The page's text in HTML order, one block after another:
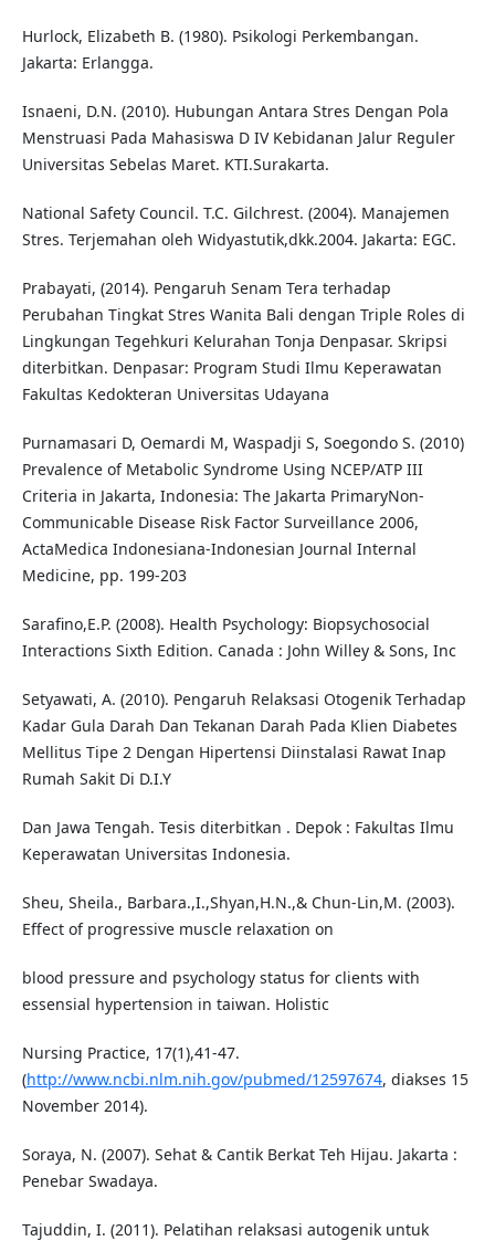
Hurlock, Elizabeth B. (1980). Psikologi Perkembangan.
Jakarta: Erlangga.
Isnaeni, D.N. (2010). Hubungan Antara Stres Dengan Pola
Menstruasi Pada Mahasiswa D IV Kebidanan Jalur Reguler
Universitas Sebelas Maret. KTI.Surakarta.
National Safety Council. T.C. Gilchrest. (2004). Manajemen
Stres. Terjemahan oleh Widyastutik,dkk.2004. Jakarta: EGC.
Prabayati, (2014). Pengaruh Senam Tera terhadap
Perubahan Tingkat Stres Wanita Bali dengan Triple Roles di
Lingkungan Tegehkuri Kelurahan Tonja Denpasar. Skripsi
diterbitkan. Denpasar: Program Studi Ilmu Keperawatan
Fakultas Kedokteran Universitas Udayana
Purnamasari D, Oemardi M, Waspadji S, Soegondo S. (2010)
Prevalence of Metabolic Syndrome Using NCEP/ATP III
Criteria in Jakarta, Indonesia: The Jakarta PrimaryNon-
Communicable Disease Risk Factor Surveillance 2006,
ActaMedica Indonesiana-Indonesian Journal Internal
Medicine, pp. 199-203
Sarafino,E.P. (2008). Health Psychology: Biopsychosocial
Interactions Sixth Edition. Canada : John Willey & Sons, Inc
Setyawati, A. (2010). Pengaruh Relaksasi Otogenik Terhadap
Kadar Gula Darah Dan Tekanan Darah Pada Klien Diabetes
Mellitus Tipe 2 Dengan Hipertensi Diinstalasi Rawat Inap
Rumah Sakit Di D.I.Y
Dan Jawa Tengah. Tesis diterbitkan . Depok : Fakultas Ilmu
Keperawatan Universitas Indonesia.
Sheu, Sheila., Barbara.,I.,Shyan,H.N.,& Chun-Lin,M. (2003).
Effect of progressive muscle relaxation on
blood pressure and psychology status for clients with
essensial hypertension in taiwan. Holistic
Nursing Practice, 17(1),41-47.
(http://www.ncbi.nlm.nih.gov/pubmed/12597674, diakses 15
November 2014).
Soraya, N. (2007). Sehat & Cantik Berkat Teh Hijau. Jakarta :
Penebar Swadaya.
Tajuddin, I. (2011). Pelatihan relaksasi autogenik untuk